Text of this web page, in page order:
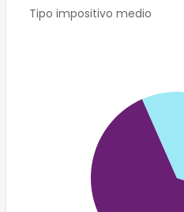
Tipo impositivo medio